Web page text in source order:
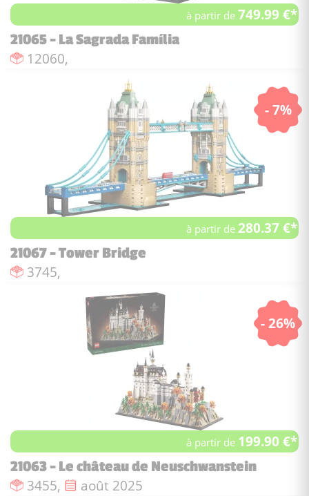
à partir de749.99 €*
21065 - La Sagrada Família
Nombre de pièces :
12060,
- 7%
à partir de280.37 €*
21067 - Tower Bridge
Nombre de pièces :
3745,
- 26%
à partir de 199.90 €*
21063 - Le château de Neuschwanstein
Nombre de pièces :
3455, Date de sortie :
août 2025